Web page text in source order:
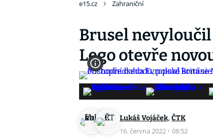
e15.cz Zahraniční
Brusel
Lego otevře
Lukáš Vojáček, ČTK
16. června 2022 · 08:52